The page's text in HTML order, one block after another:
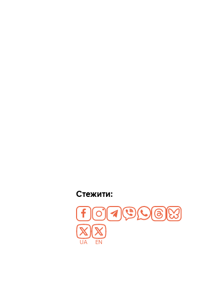
Стежити:
UA EN